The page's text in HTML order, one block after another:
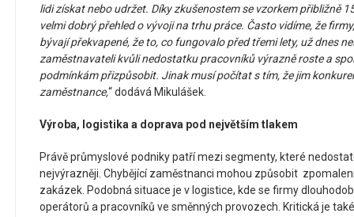
lidi získat nebo udržet. Díky zkušenostem se vzorkem přibližně
velmi dobrý přehled o vývoji na trhu práce. Často vidíme, že
bývají překvapené, že to, co fungovalo před třemi lety, už dnes
zaměstnavateli kvůli nedostatku pracovníků výrazně roste a
podmínkám přizpůsobit. Jinak musí počítat s tím, že jim
zaměstnance,“ dodává Mikulášek.
Výroba, logistika a doprava pod největším tlakem
Právě průmyslové podniky patří mezi segmenty, které
nejvýrazněji. Chybějící zaměstnanci mohou způsobit
zakázek. Podobná situace je v logistice, kde se firmy
operátorů a pracovníků ve směnných provozech. Kritická je